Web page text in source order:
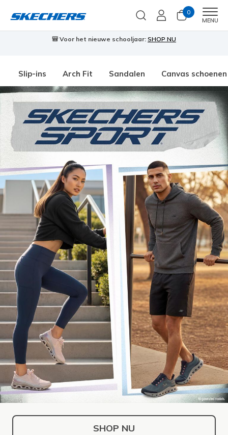
0
MENU
🎒 Voor het nieuwe schooljaar: SHOP NU
Slip-ins Arch Fit Sandalen Canvas schoenen
SHOP NU